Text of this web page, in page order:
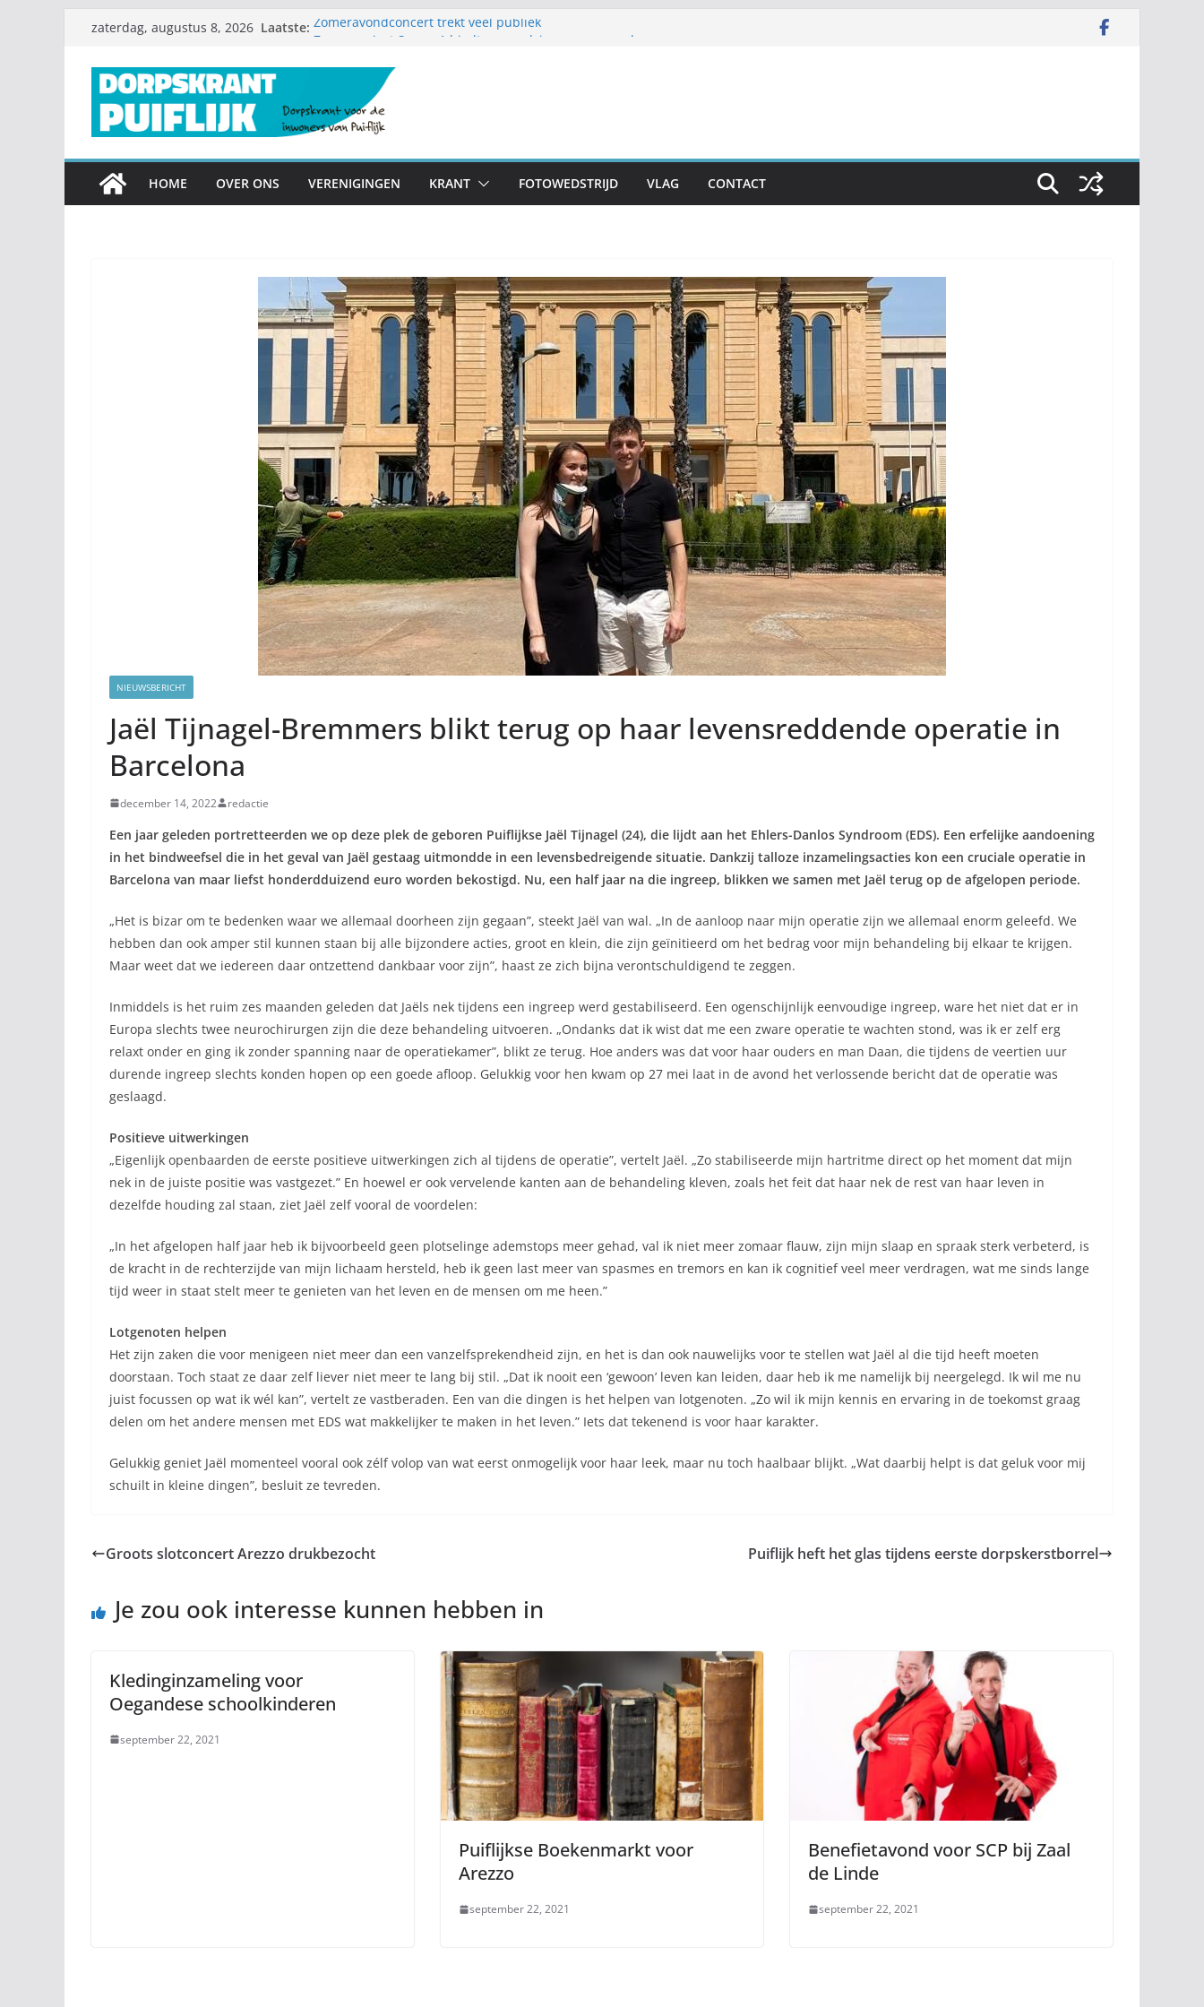
inhoud
zaterdag, augustus 8, 2026 Laatste: Zomeravondconcert trekt veel publiek
Nieuwe speeltoestellen op schoolplein ’t Geerke
Garagesale klaar voor zondag: meer dan 80 adressen doen
mee
HOME OVER ONS VERENIGINGEN KRANT FOTOWEDSTRIJD VLAG CONTACT
NIEUWSBERICHT
Jaël Tijnagel-Bremmers blikt terug op haar levensreddende operatie in
Barcelona
december 14, 2022 redactie
Een jaar geleden portretteerden we op deze plek de geboren Puiflijkse Jaël Tijnagel (24), die lijdt aan het Ehlers-Danlos Syndroom (EDS). Een erfelijke aandoening
in het bindweefsel die in het geval van Jaël gestaag uitmondde in een levensbedreigende situatie. Dankzij talloze inzamelingsacties kon een cruciale operatie in
Barcelona van maar liefst honderdduizend euro worden bekostigd. Nu, een half jaar na die ingreep, blikken we samen met Jaël terug op de afgelopen periode.
„Het is bizar om te bedenken waar we allemaal doorheen zijn gegaan”, steekt Jaël van wal. „In de aanloop naar mijn operatie zijn we allemaal enorm geleefd. We
hebben dan ook amper stil kunnen staan bij alle bijzondere acties, groot en klein, die zijn geïnitieerd om het bedrag voor mijn behandeling bij elkaar te krijgen.
Maar weet dat we iedereen daar ontzettend dankbaar voor zijn”, haast ze zich bijna verontschuldigend te zeggen.
Inmiddels is het ruim zes maanden geleden dat Jaëls nek tijdens een ingreep werd gestabiliseerd. Een ogenschijnlijk eenvoudige ingreep, ware het niet dat er in
Europa slechts twee neurochirurgen zijn die deze behandeling uitvoeren. „Ondanks dat ik wist dat me een zware operatie te wachten stond, was ik er zelf erg
relaxt onder en ging ik zonder spanning naar de operatiekamer”, blikt ze terug. Hoe anders was dat voor haar ouders en man Daan, die tijdens de veertien uur
durende ingreep slechts konden hopen op een goede afloop. Gelukkig voor hen kwam op 27 mei laat in de avond het verlossende bericht dat de operatie was
geslaagd.
Positieve uitwerkingen
„Eigenlijk openbaarden de eerste positieve uitwerkingen zich al tijdens de operatie”, vertelt Jaël. „Zo stabiliseerde mijn hartritme direct op het moment dat mijn
nek in de juiste positie was vastgezet.” En hoewel er ook vervelende kanten aan de behandeling kleven, zoals het feit dat haar nek de rest van haar leven in
dezelfde houding zal staan, ziet Jaël zelf vooral de voordelen:
„In het afgelopen half jaar heb ik bijvoorbeeld geen plotselinge ademstops meer gehad, val ik niet meer zomaar flauw, zijn mijn slaap en spraak sterk verbeterd, is
de kracht in de rechterzijde van mijn lichaam hersteld, heb ik geen last meer van spasmes en tremors en kan ik cognitief veel meer verdragen, wat me sinds lange
tijd weer in staat stelt meer te genieten van het leven en de mensen om me heen.”
Lotgenoten helpen
Het zijn zaken die voor menigeen niet meer dan een vanzelfsprekendheid zijn, en het is dan ook nauwelijks voor te stellen wat Jaël al die tijd heeft moeten
doorstaan. Toch staat ze daar zelf liever niet meer te lang bij stil. „Dat ik nooit een ‘gewoon’ leven kan leiden, daar heb ik me namelijk bij neergelegd. Ik wil me nu
juist focussen op wat ik wél kan”, vertelt ze vastberaden. Een van die dingen is het helpen van lotgenoten. „Zo wil ik mijn kennis en ervaring in de toekomst graag
delen om het andere mensen met EDS wat makkelijker te maken in het leven.” Iets dat tekenend is voor haar karakter.
Gelukkig geniet Jaël momenteel vooral ook zélf volop van wat eerst onmogelijk voor haar leek, maar nu toch haalbaar blijkt. „Wat daarbij helpt is dat geluk voor mij
schuilt in kleine dingen”, besluit ze tevreden.
Groots slotconcert Arezzo drukbezocht Puiflijk heft het glas tijdens eerste dorpskerstborrel
Je zou ook interesse kunnen hebben in
Kledinginzameling voor
Oegandese schoolkinderen
september 22, 2021
Puiflijkse Boekenmarkt voor
Arezzo
september 22, 2021
Benefietavond voor SCP bij Zaal
de Linde
september 22, 2021